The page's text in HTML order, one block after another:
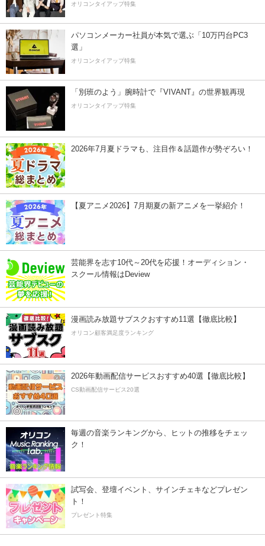
オリコンタイアップ特集
パソコンメーカー社員が本気で選ぶ「10万円台PC3
選」
オリコンタイアップ特集
「別班のよう」腕時計で『VIVANT』の世界観再現
オリコンタイアップ特集
2026年7月夏ドラマも、注目作＆話題作が勢ぞろい！
【夏アニメ2026】7月期夏の新アニメを一挙紹介！
芸能界を志す10代～20代を応援！オーディション・
スクール情報はDeview
漫画読み放題サブスクおすすめ11選【徹底比較】
オリコン顧客満足度ランキング
2026年動画配信サービスおすすめ40選【徹底比較】
CS動画配信サービス20選
毎週の音楽ランキングから、ヒットの推移をチェッ
ク！
試写会、登壇イベント、サインチェキなどプレゼン
ト！
プレゼント特集